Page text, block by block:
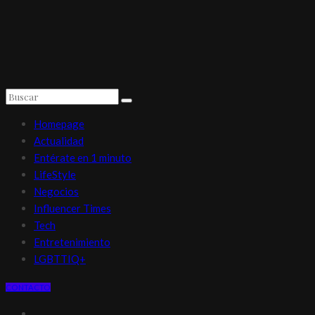
Homepage
Actualidad
Entérate en 1 minuto
LifeStyle
Negocios
Influencer Times
Tech
Entretenimiento
LGBTTIQ+
CONTACTO